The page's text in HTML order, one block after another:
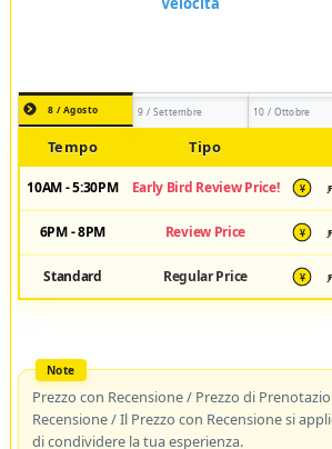
8 / Agosto 9 / Settembre 10 / Ottobre
Tempo Tipo
10AM - 5:30PM Early Bird Review Price! ¥
6PM - 8PM Review Price ¥
Standard Regular Price ¥
Prezzo con Recensione / Prezzo di
Recensione / Il Prezzo con Recensione si
di condividere la tua esperienza.